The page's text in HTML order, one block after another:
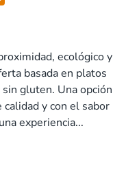
ecológico y
basada en platos
gluten. Una opción
calidad y con el sabor
experiencia...